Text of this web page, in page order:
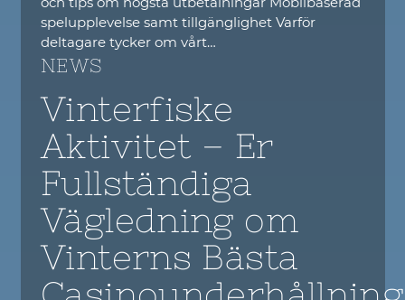
spelupplevelse samt tillgänglighet Varför
deltagare tycker om vårt…
NEWS
Vinterfiske
Aktivitet – Er
Fullständiga
Vägledning om
Vinterns Bästa